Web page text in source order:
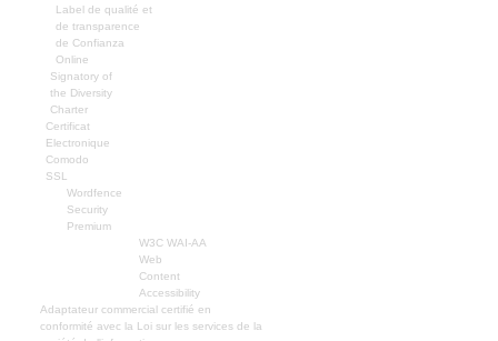
Label de qualité et
de transparence
de Confianza
Online
Signatory of
the Diversity
Charter
Certificat
Electronique
Comodo
SSL
Wordfence
Security
Premium
W3C WAI-AA
Web
Content
Accessibility
Adaptateur commercial certifié en
conformité avec la Loi sur les services de la